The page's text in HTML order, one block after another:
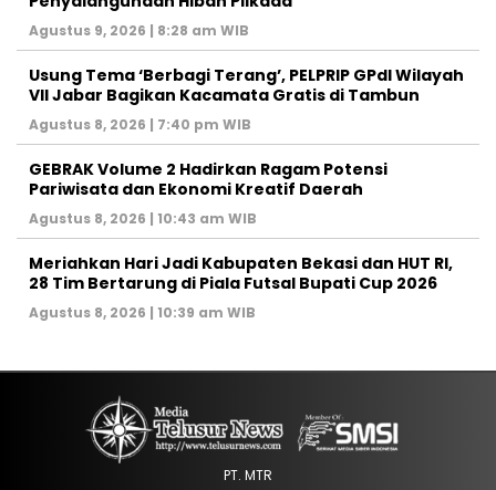
Agustus 9, 2026 | 8:28 am WIB
‎Usung Tema ‘Berbagi Terang’, PELPRIP GPdI Wilayah
VII Jabar Bagikan Kacamata Gratis di Tambun
Agustus 8, 2026 | 7:40 pm WIB
GEBRAK Volume 2 Hadirkan Ragam Potensi
Pariwisata dan Ekonomi Kreatif Daerah
Agustus 8, 2026 | 10:43 am WIB
Meriahkan Hari Jadi Kabupaten Bekasi dan HUT RI,
28 Tim Bertarung di Piala Futsal Bupati Cup 2026
Agustus 8, 2026 | 10:39 am WIB
PT. MTR